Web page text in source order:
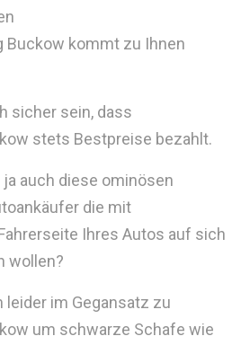
Buckow kommt zu Ihnen
sicher sein, dass
stets Bestpreise bezahlt.
auch diese ominösen
die mit
Ihres Autos auf sich
wollen?
leider im Gegansatz zu
um schwarze Schafe wie